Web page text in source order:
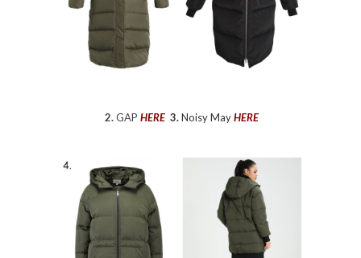
2.GAP HERE 3.Noisy MayHERE